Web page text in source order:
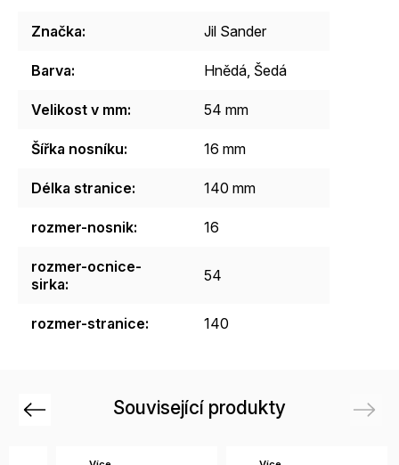
Značka: Jil Sander
Barva: Hnědá Šedá
Velikost v mm: 54 mm
Šířka nosníku: 16 mm
Délka stranice: 140 mm
rozmer-nosnik: 16
rozmer-ocnice-
sirka: 54
rozmer-stranice: 140
Související produkty
Previous Next